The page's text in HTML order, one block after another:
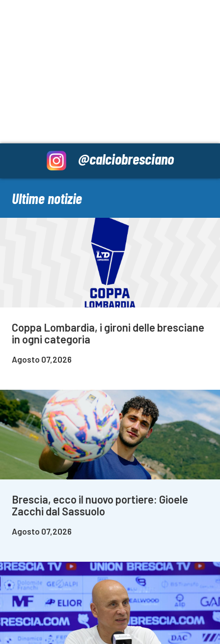
@calciobresciano
Ultime notizie
Coppa Lombardia, i gironi delle bresciane
in ogni categoria
Agosto 07,2026
Brescia, ecco il nuovo portiere: Gioele
Zacchi dal Sassuolo
Agosto 07,2026